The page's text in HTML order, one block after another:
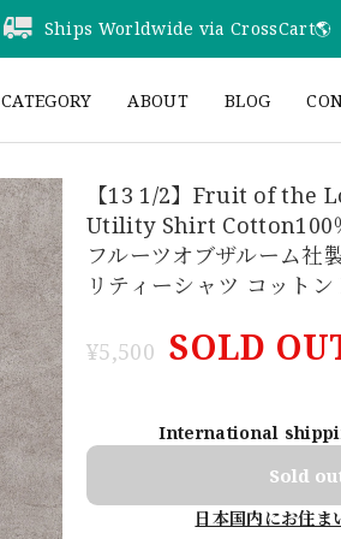
Ships Worldwide via CrossCart🌎️
CATEGORY ABOUT BLOG
【13 1/2】Fruit of the
Utility Shirt Cotton100
フルーツオブザルーム社
リティーシャツ コット
¥5,500 SOLD
International
Sold
日本国内にお住ま